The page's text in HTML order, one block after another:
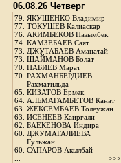
06.08.26 Четверг
79. ЯКУШЕНКО Владимир
77. ТОКУШЕВ Калиаскар
76. АКИМБЕКОВ Назымбек
74. КАМЗЕБАЕВ Саят
73. ДЖУТАБАЕВ Аманатай
73. ШАЙМАНОВ Болат
70. НАБИЕВ Марат
70. РАХМАНБЕРДИЕВ
Рахматильда
65. КИЗАТОВ Ермек
64. АЛЬМАГАМБЕТОВ Канат
63. ЖЕКСЕМБАЕВ Толеужан
63. ИСЕНЕЕВ Каиргали
62. БАЕКЕНОВА Индира
60. ДЖУМАГАЛИЕВА
Гульжан
60. САПАРОВ Акылбай
>>>